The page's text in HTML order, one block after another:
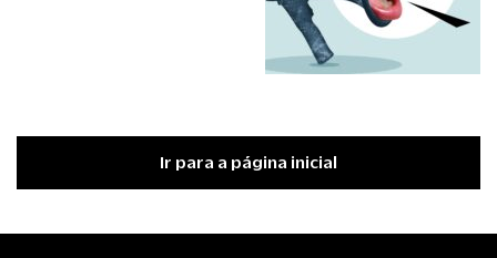
Ir para a página inicial